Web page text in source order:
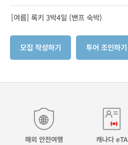
[여름] 록키 3박4일 (밴프 숙박)
모집 작성하기 투어 조인하기
해외 안전여행 캐나다 eTA